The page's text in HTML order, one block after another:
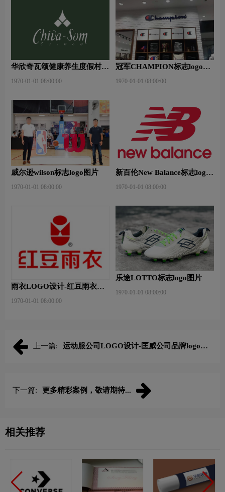
华欣奇瓦颂健康养生度假村标
1970-01-01 08:00:00
冠军CHAMPION标志logo图
1970-01-01 08:00:00
威尔逊wilson标志logo图片
1970-01-01 08:00:00
新百伦New Balance标志logo
1970-01-01 08:00:00
雨衣LOGO设计-红豆雨衣品
1970-01-01 08:00:00
乐途LOTTO标志logo图片
1970-01-01 08:00:00
上一篇:
运动服公司LOGO设计-匡威公司品牌logo设
下一篇: 更多精彩案例，敬请期待...
相关推荐